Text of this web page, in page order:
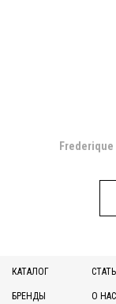
КАТАЛОГ
БРЕНДЫ О НАС